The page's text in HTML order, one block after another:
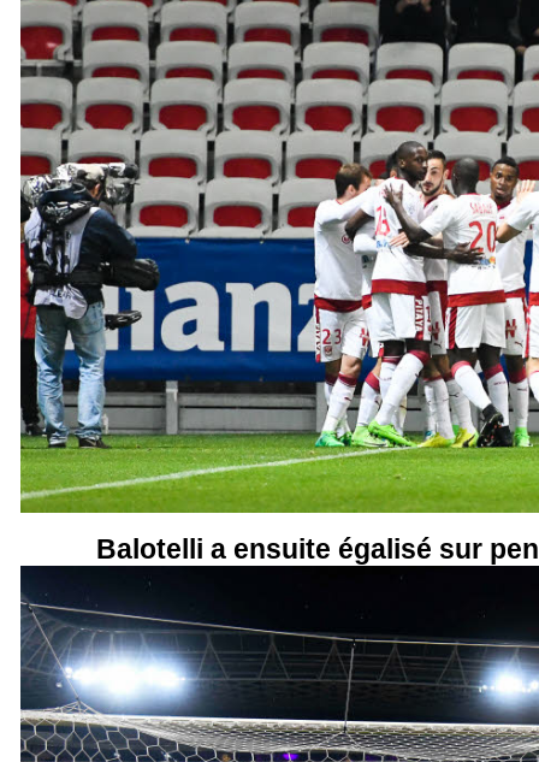
Balotelli a ensuite égalisé sur